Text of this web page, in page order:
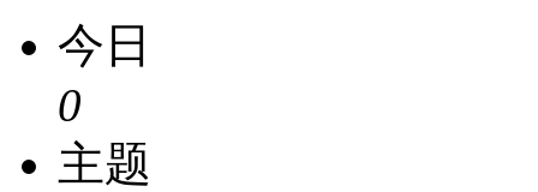
今日
0
主题